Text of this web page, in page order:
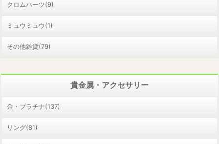
クロムハーツ(9)
ミュウミュウ(1)
その他雑貨(79)
貴金属・アクセサリー
金・プラチナ(137)
リング(81)